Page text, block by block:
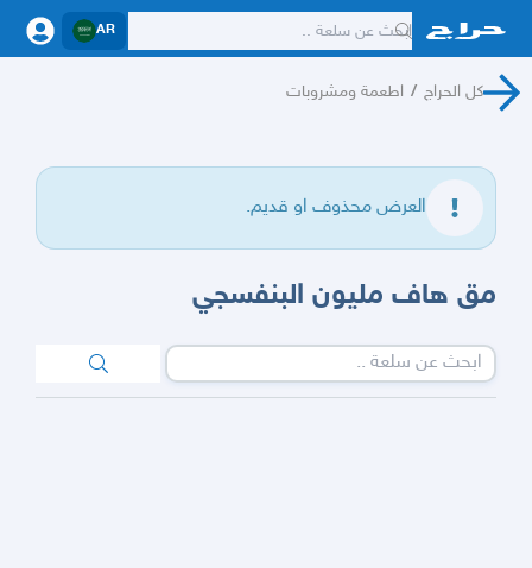
AR
كل الحراج / اطعمة ومشروبات
العرض محذوف او قديم.
مق هاف مليون البنفسجي